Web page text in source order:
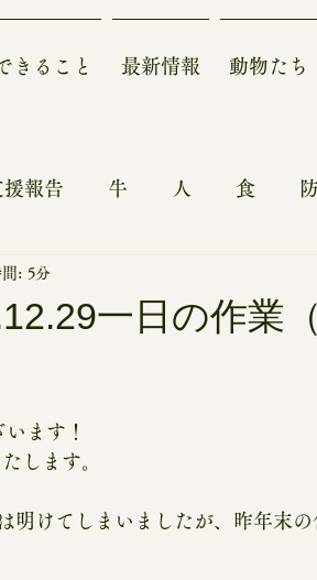
きること 最新情報 動物たち
援報告 牛 人 食
農地
一日の作業
: 5分
ます！
します。
明けてしまいましたが、昨年末